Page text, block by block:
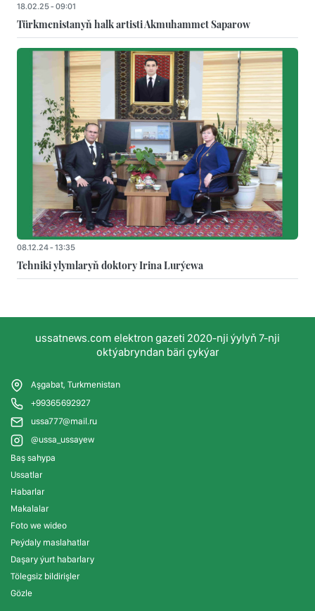
18.02.25 - 09:01
Türkmenistanyň halk artisti Akmuhammet Saparow
08.12.24 - 13:35
Tehniki ylymlaryň doktory Irina Lurýewa
ussatnews.com elektron gazeti 2020-nji ýylyň 7-nji
oktýabryndan bäri çykýar
Aşgabat, Turkmenistan
+99365692927
ussa777@mail.ru
@ussa_ussayew
Baş sahypa
Ussatlar
Habarlar
Makalalar
Foto we wideo
Peýdaly maslahatlar
Daşary ýurt habarlary
Tölegsiz bildirişler
Gözle